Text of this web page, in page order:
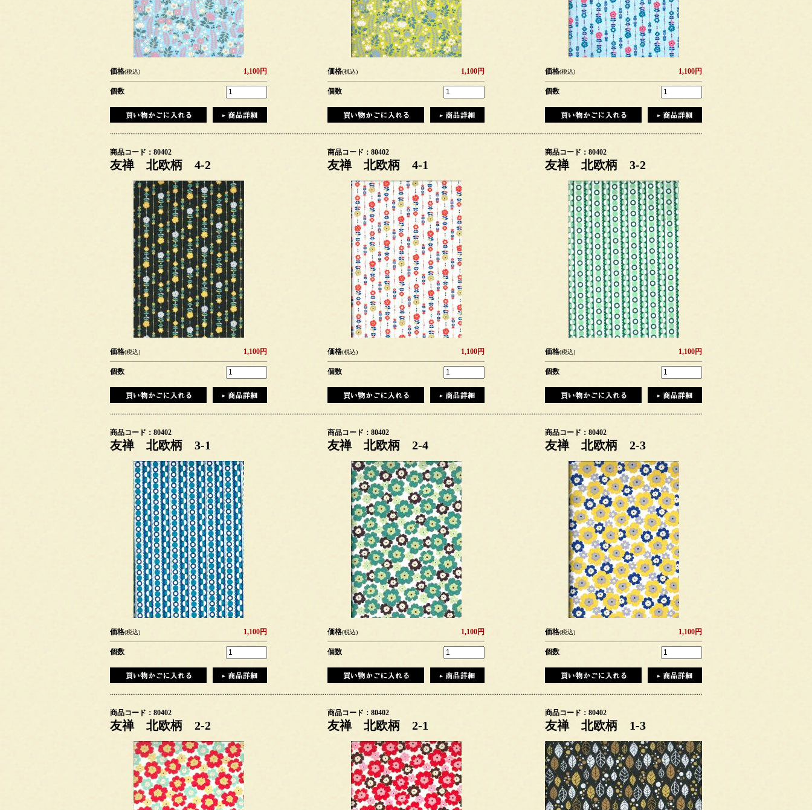
価格(税込) 1,100円
個数
価格(税込) 1,100円
個数
価格(税込) 1,100円
個数
商品コード：80402
友禅 北欧柄 4-2
価格(税込) 1,100円
個数
商品コード：80402
友禅 北欧柄 4-1
価格(税込) 1,100円
個数
商品コード：80402
友禅 北欧柄 3-2
価格(税込) 1,100円
個数
商品コード：80402
友禅 北欧柄 3-1
価格(税込) 1,100円
個数
商品コード：80402
友禅 北欧柄 2-4
価格(税込) 1,100円
個数
商品コード：80402
友禅 北欧柄 2-3
価格(税込) 1,100円
個数
商品コード：80402
友禅 北欧柄 2-2
商品コード：80402
友禅 北欧柄 2-1
商品コード：80402
友禅 北欧柄 1-3